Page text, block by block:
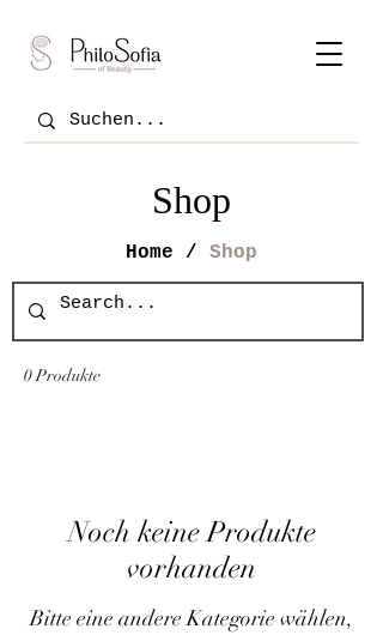
Shop
Home / Shop
0 Produkte
Noch keine Produkte
vorhanden
Bitte eine andere Kategorie wählen,